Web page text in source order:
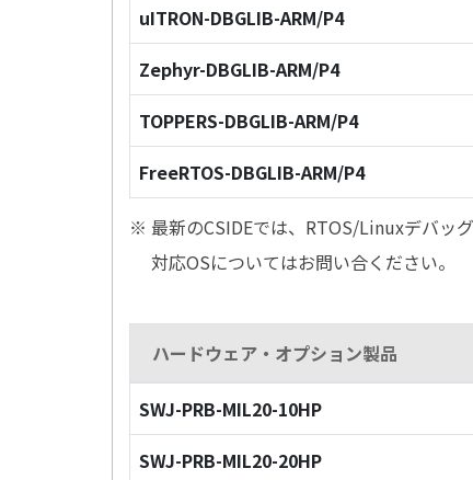
uITRON-DBGLIB-ARM/P4
Zephyr-DBGLIB-ARM/P4
TOPPERS-DBGLIB-ARM/P4
FreeRTOS-DBGLIB-ARM/P4
※ 最新のCSIDEでは、RTOS/Linuxデバッ
対応OSについてはお問い合ください。
ハードウェア・オプション製品
SWJ-PRB-MIL20-10HP
SWJ-PRB-MIL20-20HP